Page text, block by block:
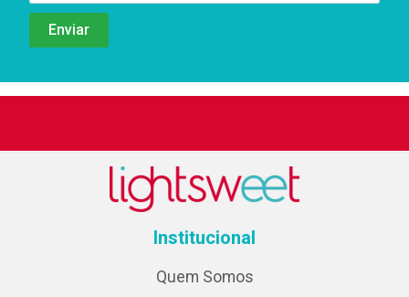
Institucional
Quem Somos